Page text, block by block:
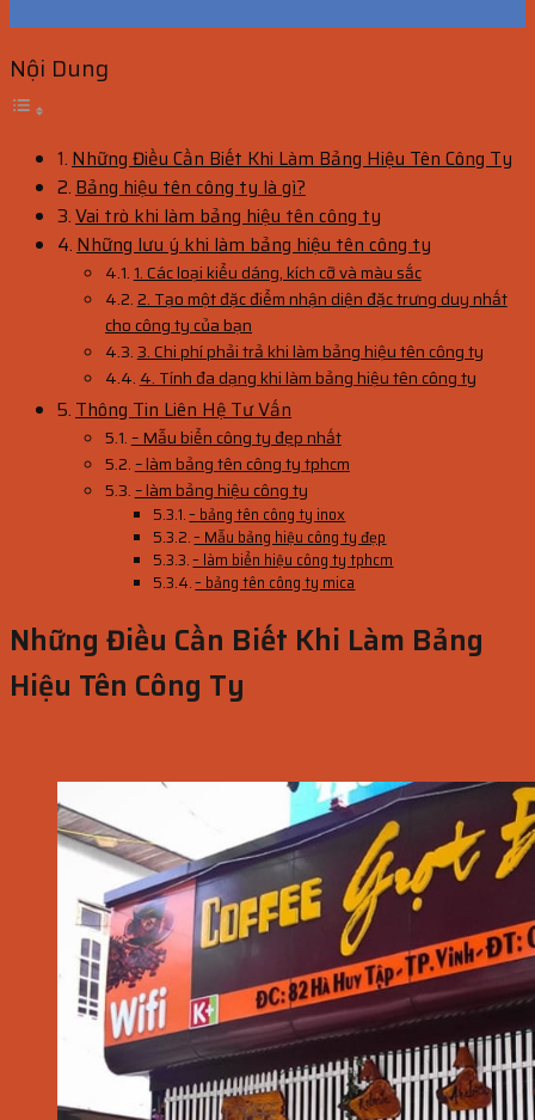
Nội Dung
Những Điều Cần Biết Khi Làm Bảng Hiệu Tên Công Ty
Bảng hiệu tên công ty là gì?
Vai trò khi làm bảng hiệu tên công ty
Những lưu ý khi làm bảng hiệu tên công ty
1. Các loại kiểu dáng, kích cỡ và màu sắc
2. Tạo một đặc điểm nhận diện đặc trưng duy nhất
cho công ty của bạn
3. Chi phí phải trả khi làm bảng hiệu tên công ty
4. Tính đa dạng khi làm bảng hiệu tên công ty
Thông Tin Liên Hệ Tư Vấn
– Mẫu biển công ty đẹp nhất
– làm bảng tên công ty tphcm
– làm bảng hiệu công ty
– bảng tên công ty inox
– Mẫu bảng hiệu công ty đẹp
– làm biển hiệu công ty tphcm
– bảng tên công ty mica
Những Điều Cần Biết Khi Làm Bảng
Hiệu Tên Công Ty